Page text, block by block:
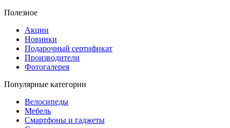
Полезное
Акции
Новинки
Подарочный сертификат
Производители
Фотогалерея
Популярные категории
Велосипеды
Мебель
Смартфоны и гаджеты